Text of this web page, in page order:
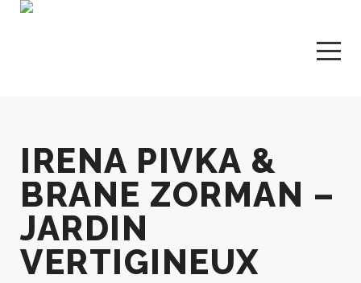
IRENA PIVKA &
BRANE ZORMAN –
JARDIN
VERTIGINEUX